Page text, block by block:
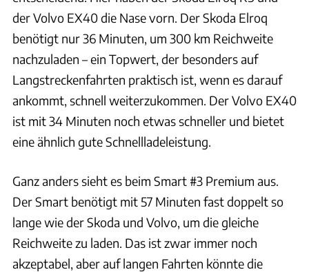
der Volvo EX40 die Nase vorn. Der Skoda Elroq
benötigt nur 36 Minuten, um 300 km Reichweite
nachzuladen – ein Topwert, der besonders auf
Langstreckenfahrten praktisch ist, wenn es darauf
ankommt, schnell weiterzukommen. Der Volvo EX40
ist mit 34 Minuten noch etwas schneller und bietet
eine ähnlich gute Schnellladeleistung.
Ganz anders sieht es beim Smart #3 Premium aus.
Der Smart benötigt mit 57 Minuten fast doppelt so
lange wie der Skoda und Volvo, um die gleiche
Reichweite zu laden. Das ist zwar immer noch
akzeptabel, aber auf langen Fahrten könnte die